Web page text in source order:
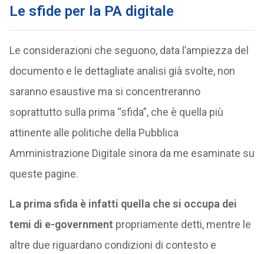
Le sfide per la PA digitale
Le considerazioni che seguono, data l’ampiezza del
documento e le dettagliate analisi già svolte, non
saranno esaustive ma si concentreranno
soprattutto sulla prima “sfida”, che è quella più
attinente alle politiche della Pubblica
Amministrazione Digitale sinora da me esaminate su
queste pagine.
La prima sfida è infatti quella che si occupa dei
temi di e-government propriamente detti, mentre le
altre due riguardano condizioni di contesto e